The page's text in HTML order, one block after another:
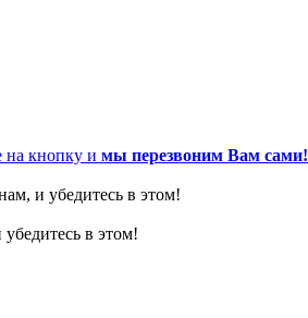
на кнопку и мы перезвоним Вам сами!
и убедитесь в этом!
в этом!